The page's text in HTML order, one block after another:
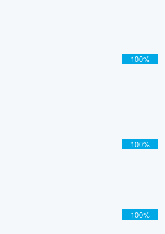
100%
100%
100%